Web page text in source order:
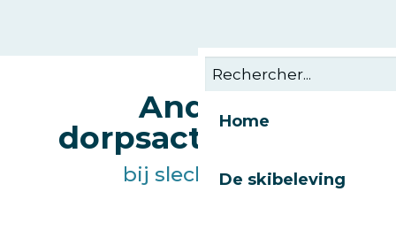
Home
De skibeleving
Andere
dorpsactiviteiten
bij slecht weer